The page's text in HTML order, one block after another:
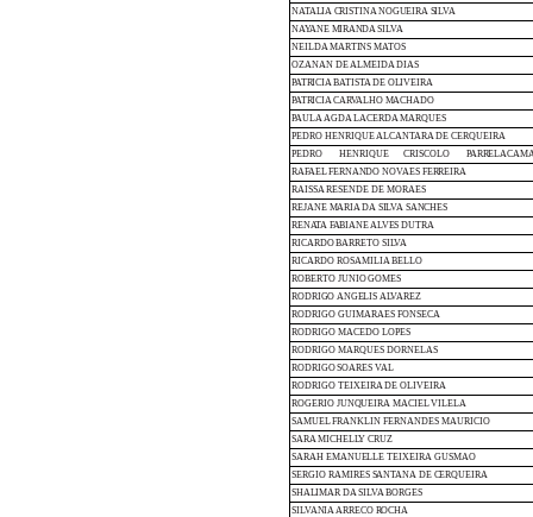
NATALIA CRISTINA NOGUEIRA SILVA
NAYANE MIRANDA SILVA
NEILDA MARTINS MATOS
OZANAN DE ALMEIDA DIAS
PATRICIABATISTADE OLIVEIRA
PATRICIACARVALHO MACHADO
PAULAAGDALACERDAMARQUES
PEDRO HENRIQUEALCANTARADE CERQUEIRA
PEDRO
HENRIQUE CRISCOLO PARRELA
RAFAELFERNANDO NOVAES FERREIRA
RAISSARESENDE DE MORAES
REJANE MARIADA SILVA SANCHES
RENATA FABIANEALVES DUTRA
RICARDOBARRETO SILVA
RICARDO ROSAMILIABELLO
ROBERTO JUNIOGOMES
RODRIGO ANGELIS ALVAREZ
RODRIGO GUIMARAES FONSECA
RODRIGO MACEDO LOPES
RODRIGO MARQUES DORNELAS
RODRIGOSOARES VAL
RODRIGO TEIXEIRADE OLIVEIRA
ROGERIO JUNQUEIRA MACIELVILELA
SAMUELFRANKLIN FERNANDES MAURICIO
SARAMICHELLY CRUZ
SARAH EMANUELLE TEIXEIRA GUSMAO
SERGIO RAMIRES SANTANA DE CERQUEIRA
SHALIMAR DASILVABORGES
SILVANIAARRECO ROCHA